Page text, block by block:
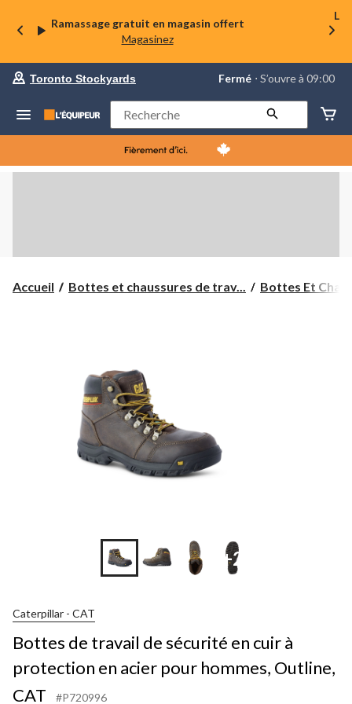
Ramassage gratuit en magasin offert
Magasinez
La
préféré
Toronto
Stockyards,
courament
Fermé,
Toronto Stockyards Fermé ⋅ S’ouvre à 09:00
Rechercher
Accueil Bottes et chaussures de trav... Bottes Et
+2
Caterpillar - CAT
Bottes de travail de sécurité en cuir à
protection en acier pour hommes, Outline,
CAT
#P720996